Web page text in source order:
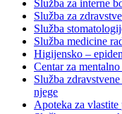
Služba za interne
Služba za
Služba
Služba medicine
Higijensko –
Centar za
Služba
njege
Apoteka za vlastite